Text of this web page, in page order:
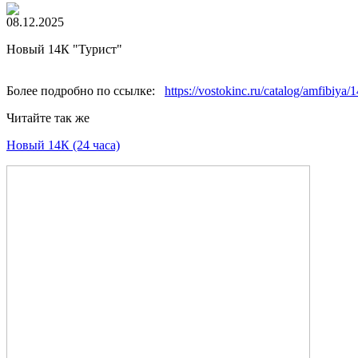
08.12.2025
Новый 14К "Турист"
Более подробно по ссылке: https://vostokinc.ru/catalog/amfibiya/
Читайте так же
Новый 14К (24 часа)